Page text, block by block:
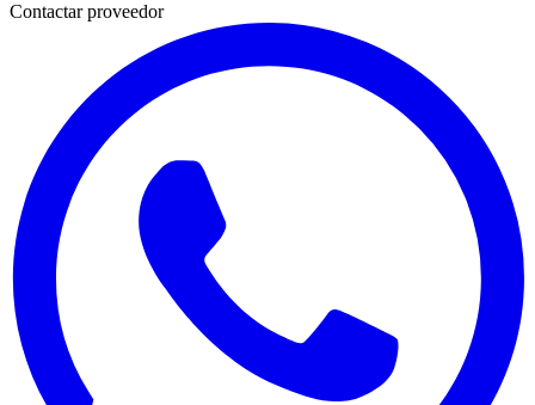
Contactar proveedor